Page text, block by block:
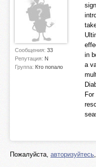
Сообщения: 33
Репутация: N
Группа: Кто попало
in
a
Пожалуйста, авторизуйтесь